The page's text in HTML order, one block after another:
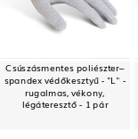
Csúszásmentes poliészter–
spandex védőkesztyű - "L" -
rugalmas, vékony,
légáteresztő - 1 pár